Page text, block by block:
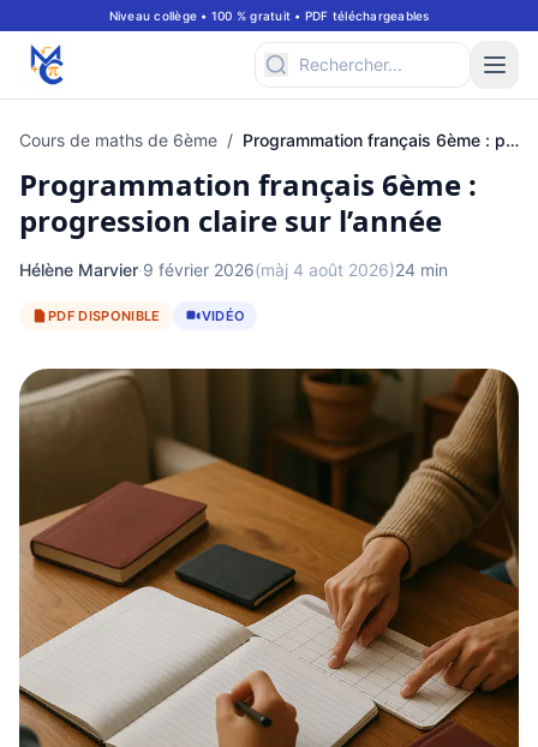
Niveau collège • 100 % gratuit • PDF téléchargeables
Cours de maths de 6ème / Programmation français 6ème : progression claire sur l’année
Programmation français 6ème :
progression claire sur l’année
Hélène Marvier·9 février 2026(màj 4 août 2026)24 min
PDF DISPONIBLE VIDÉO